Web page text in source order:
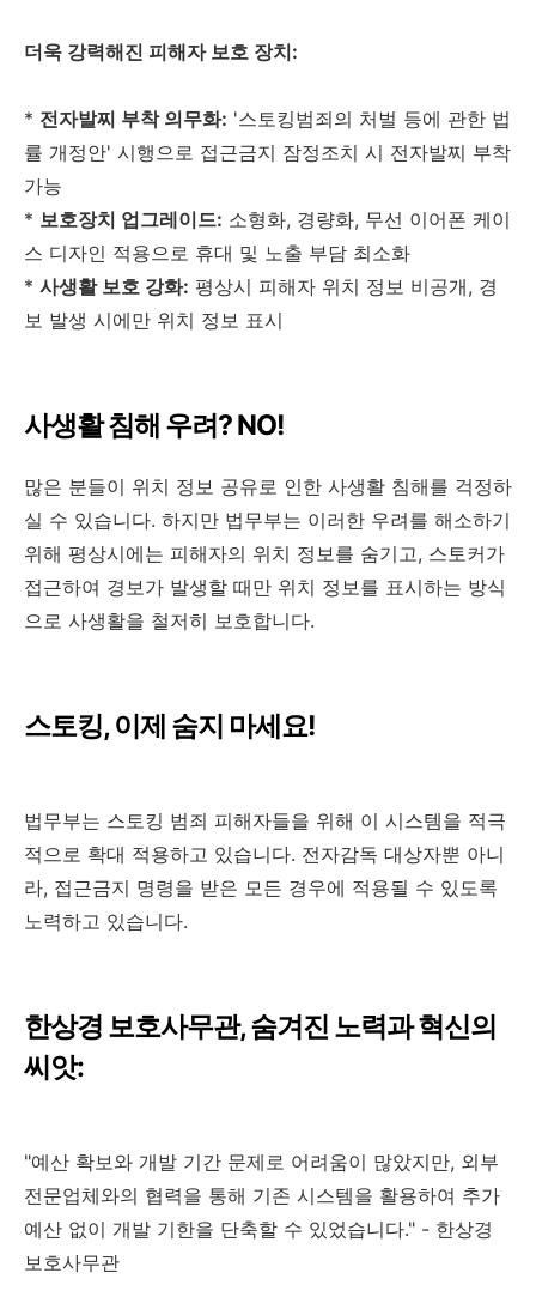
더욱 강력해진 피해자 보호 장치:
* 전자발찌 부착 의무화: '스토킹범죄의 처벌 등에 관한 법
률 개정안' 시행으로 접근금지 잠정조치 시 전자발찌 부착
가능
* 보호장치 업그레이드: 소형화, 경량화, 무선 이어폰 케이
스 디자인 적용으로 휴대 및 노출 부담 최소화
* 사생활 보호 강화: 평상시 피해자 위치 정보 비공개, 경
보 발생 시에만 위치 정보 표시
사생활 침해 우려? NO!
많은 분들이 위치 정보 공유로 인한 사생활 침해를 걱정하
실 수 있습니다. 하지만 법무부는 이러한 우려를 해소하기
위해 평상시에는 피해자의 위치 정보를 숨기고, 스토커가
접근하여 경보가 발생할 때만 위치 정보를 표시하는 방식
으로 사생활을 철저히 보호합니다.
스토킹, 이제 숨지 마세요!
법무부는 스토킹 범죄 피해자들을 위해 이 시스템을 적극
적으로 확대 적용하고 있습니다. 전자감독 대상자뿐 아니
라, 접근금지 명령을 받은 모든 경우에 적용될 수 있도록
노력하고 있습니다.
한상경 보호사무관, 숨겨진 노력과 혁신의
씨앗:
"예산 확보와 개발 기간 문제로 어려움이 많았지만, 외부
전문업체와의 협력을 통해 기존 시스템을 활용하여 추가
예산 없이 개발 기한을 단축할 수 있었습니다." - 한상경
보호사무관